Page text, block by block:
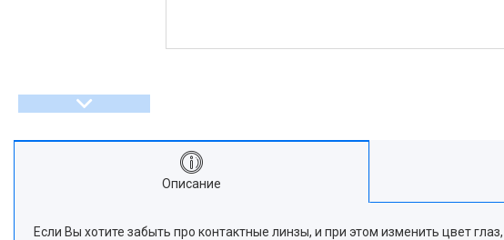
Описание
Если Вы хотите забыть про контактные линзы, и при этом изменить цвет